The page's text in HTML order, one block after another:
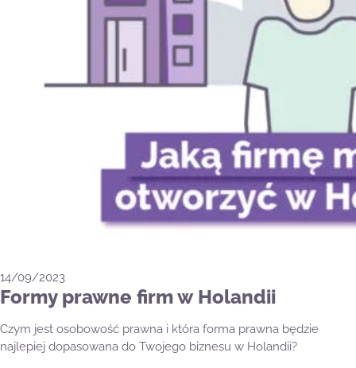
14/09/2023
Formy prawne firm w Holandii
Czym jest osobowość prawna i która forma prawna będzie
najlepiej dopasowana do Twojego biznesu w Holandii?